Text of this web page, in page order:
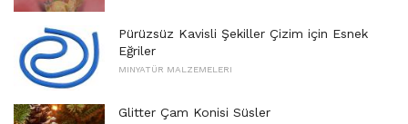
Pürüzsüz Kavisli Şekiller Çizim için Esnek
Eğriler
MINYATÜR MALZEMELERI
Glitter Çam Konisi Süsler